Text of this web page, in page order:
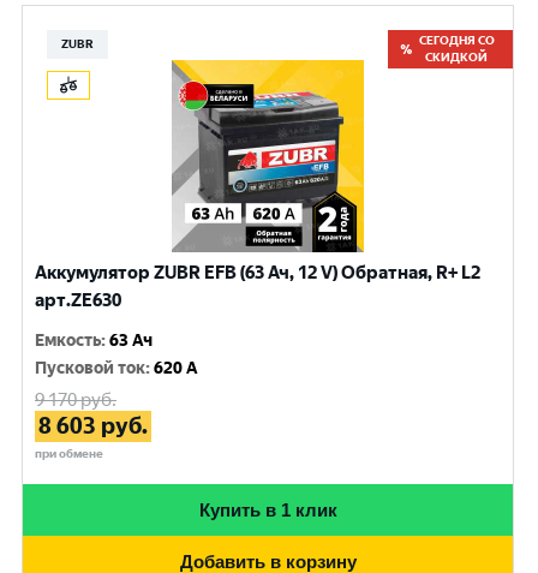
ZUBR
СЕГОДНЯ СО
СКИДКОЙ
Аккумулятор ZUBR EFB (63 Ач, 12 V) Обратная, R+ L2
арт.ZE630
Емкость:63 Ач
Пусковой ток:620 A
9 170руб.
8 603 руб.
при обмене
Купить в 1 клик
Добавить в корзину